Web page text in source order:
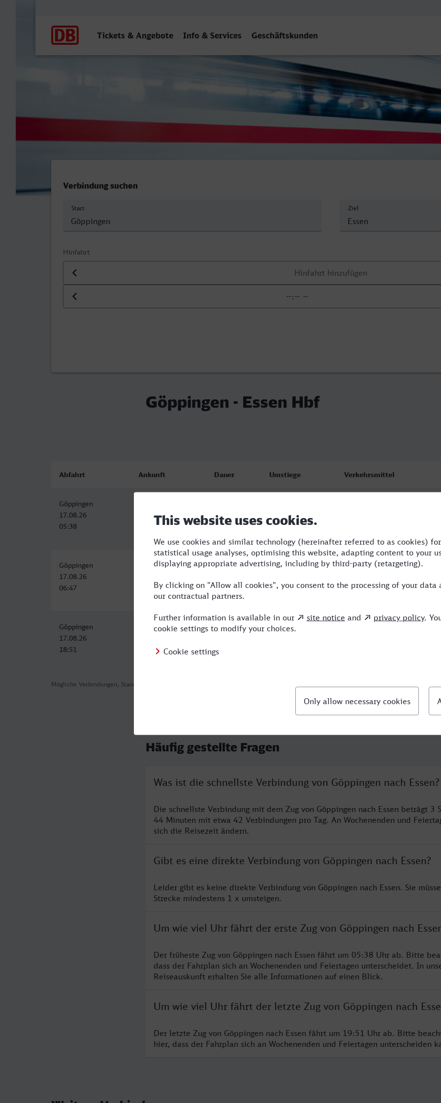
Tickets & Angebote Info & Services Geschäftskunden
Verbindung suchen
Start Ziel
Hinfahrt
Datum der Hinfahrt
Uhrzeit der Hinfahrt
Göppingen - Essen Hbf
Mögliche Verbindungen, Stand: 2026-08-03 07:00
Abfahrt Ankunft Dauer Umstiege Verkehrsmittel
Göppingen
17.08.26
05:38
17.08.26
Göppingen
17.08.26
06:47
Essen Hbf
11:02
4:15 2 RE,ICE
Göppingen
17.08.26
18:51
Essen Hbf
5:07 2
Häufig gestellte Fragen
Was ist die schnellste Verbindung von Göppingen nach Essen?
Die schnellste Verbindung mit dem Zug von Göppingen nach Essen beträgt 3
44 Minuten mit etwa 42 Verbindungen pro Tag. An Wochenenden und
sich die Reisezeit ändern.
Gibt es eine direkte Verbindung von Göppingen nach Essen?
Leider gibt es keine direkte Verbindung von Göppingen nach Essen. Sie
Strecke mindestens 1 x umsteigen.
Um wie viel Uhr fährt der erste Zug von Göppingen nach
Der früheste Zug von Göppingen nach Essen fährt um 05:38 Uhr ab. Bitte
dass der Fahrplan sich an Wochenenden und Feiertagen unterscheidet. In
Reiseauskunft erhalten Sie alle Informationen auf einen Blick.
Um wie viel Uhr fährt der letzte Zug von Göppingen nach
Der letzte Zug von Göppingen nach Essen fährt um 19:51 Uhr ab. Bitte
hier, dass der Fahrplan sich an Wochenenden und Feiertagen unterscheiden